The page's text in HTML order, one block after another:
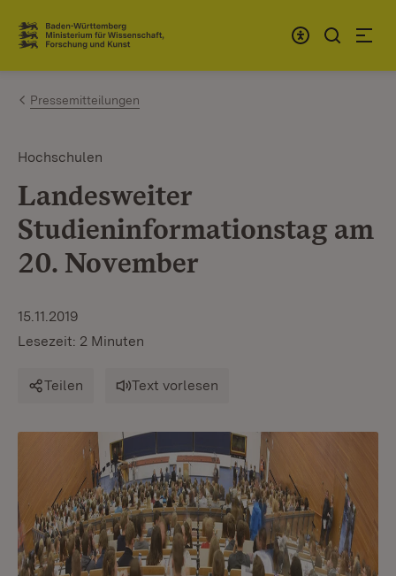
Zum Inhalt springen
Link zur Startseite
Pressemitteilungen
Hochschulen
Landesweiter
Studieninformationstag am
20. November
15.11.2019
Lesezeit: 2 Minuten
Teilen Text vorlesen